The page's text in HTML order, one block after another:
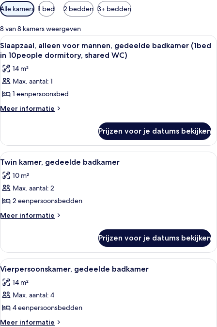
Beschikbare
filters
voor
kamers
Alle kamers 1 bed 2 bedden 3+ bedden
8 van 8 kamers weergeven
Alle
foto's
voor
Slaapzaal,
alleen
voor
mannen,
(1bed
in
10people
dormitory,
shared
WC)
Een kamer met twee stapelbedden,
4
Slaapzaal, alleen voor mannen, gedeelde badkamer (1bed
in 10people dormitory, shared WC)
14 m²
Max. aantal: 1
1 eenpersoonsbed
Meer informatie
Meer
alleen
voor
mannen,
badkamer
(1bed
10people
dormitory,
shared
Prijzen voor je datums bekijken
Alle
foto's
voor
Twin
kamer,
gedeelde
Een hotelkamer met twee bedden,
4
Twin kamer, gedeelde badkamer
10 m²
Max. aantal: 2
2 eenpersoonsbedden
Meer informatie
Meer
kamer,
gedeelde
badkamer
Prijzen voor je datums bekijken
Alle
foto's
voor
Vierpersoonskamer,
gedeelde
badkamer
Een kleine eenpersoonskamer met
4
Vierpersoonskamer, gedeelde badkamer
14 m²
Max. aantal: 4
4 eenpersoonsbedden
Meer informatie
Meer